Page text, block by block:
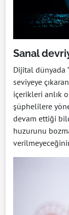
Sanal
Dijital dünyada
seviyeye
içerikleri anlık
şüphelilere
devam ettiği
huzurunu